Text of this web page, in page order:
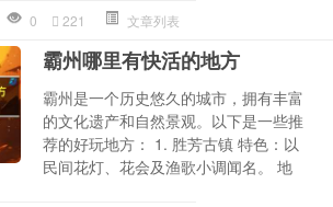
0 221 文章列表
霸州哪里有快活的地方
霸州是一个历史悠久的城市，拥有丰富
的文化遗产和自然景观。以下是一些推
荐的好玩地方： 1. 胜芳古镇 特色：以
民间花灯、花会及渔歌小调闻名。 地